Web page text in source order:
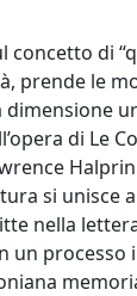
concetto di
prende le
di Le
si unisce
nella
un processo